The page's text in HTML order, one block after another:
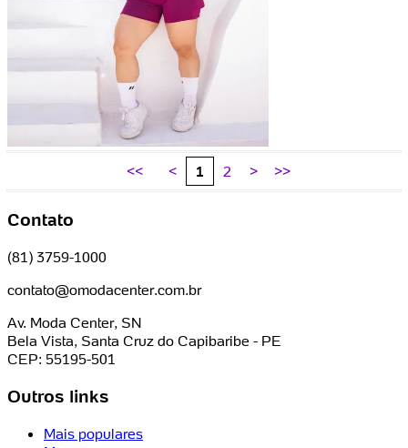
<< < 1 2 > >>
Contato
(81) 3759-1000
contato@omodacenter.com.br
Av. Moda Center, SN
Bela Vista, Santa Cruz do Capibaribe - PE
CEP: 55195-501
Outros links
Mais populares